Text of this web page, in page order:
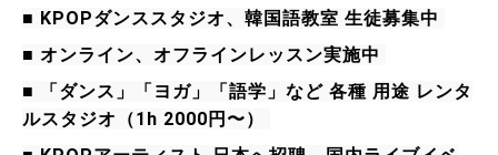
■ KPOPダンススタジオ、韓国語教室 生徒募集中
■ オンライン、オフラインレッスン実施中
■ 「ダンス」「ヨガ」「語学」など 各種 用途 レンタ
ルスタジオ（1h 2000円〜）